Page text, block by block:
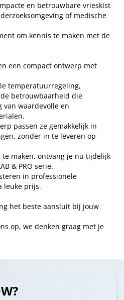
en betrouwbare vrieskist
of medische
om kennis te maken met de
een compact ontwerp met
temperatuurregeling,
betrouwbaarheid die
van waardevolle en
passen ze gemakkelijk in
zonder in te leveren op
maken, ontvang je nu tijdelijk
& PRO serie.
in professionele
leuke prijs.
het beste aansluit bij jouw
op, we denken graag met je